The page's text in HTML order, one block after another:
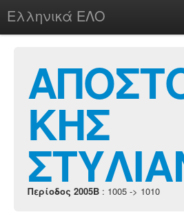
Ελληνικά ΕΛΟ
chesstu.be @ discord
LoginΚΗΣ
Περίοδος 2005B : 1005 -> 1010